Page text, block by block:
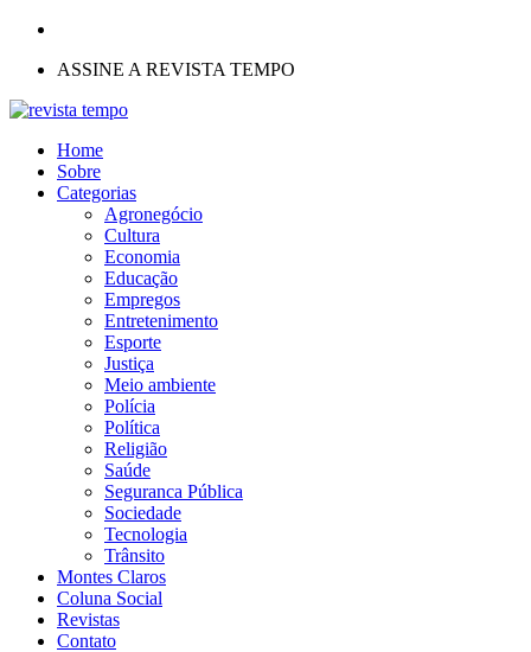
ASSINE A REVISTA TEMPO
Home
Sobre
Categorias
Agronegócio
Cultura
Economia
Educação
Empregos
Entretenimento
Esporte
Justiça
Meio ambiente
Polícia
Política
Religião
Saúde
Seguranca Pública
Sociedade
Tecnologia
Trânsito
Montes Claros
Coluna Social
Revistas
Contato